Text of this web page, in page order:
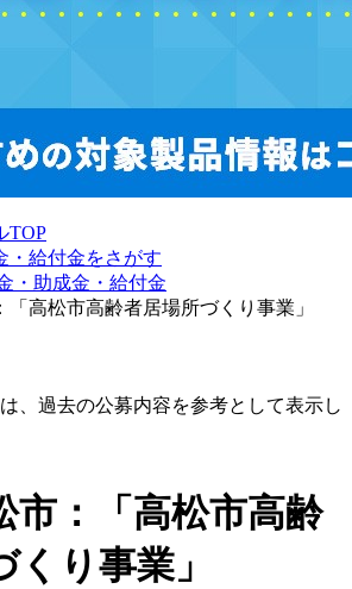
TOP
・給付金をさがす
・助成金・給付金
「高松市高齢者居場所づくり事業」
、過去の公募内容を参考として表示し
市：「高松市高齢
り事業」